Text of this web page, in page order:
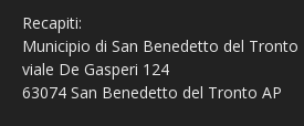
Recapiti:
Municipio di San Benedetto del Tronto
viale De Gasperi 124
63074 San Benedetto del Tronto AP